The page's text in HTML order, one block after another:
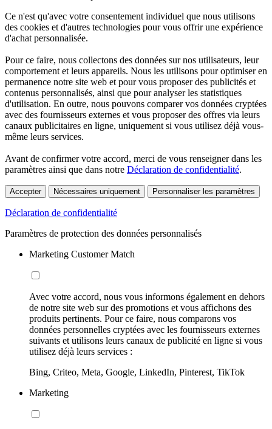
Ce n'est qu'avec votre consentement individuel que nous utilisons
des cookies et d'autres technologies pour vous offrir une expérience
d'achat personnalisée.
Pour ce faire, nous collectons des données sur nos utilisateurs, leur
comportement et leurs appareils. Nous les utilisons pour optimiser en
permanence notre site web et pour vous proposer des publicités et
contenus personnalisés, ainsi que pour analyser les statistiques
d'utilisation. En outre, nous pouvons comparer vos données cryptées
avec des fournisseurs externes et vous proposer des offres via leurs
canaux publicitaires en ligne, uniquement si vous utilisez déjà vous-
même leurs services.
Avant de confirmer votre accord, merci de vous renseigner dans les
paramètres ainsi que dans notre Déclaration de confidentialité.
Accepter Nécessaires uniquement Personnaliser les paramètres
Déclaration de confidentialité
Paramètres de protection des données personnalisés
Marketing Customer Match
Avec votre accord, nous vous informons également en dehors
de notre site web sur des promotions et vous affichons des
produits pertinents. Pour ce faire, nous comparons vos
données personnelles cryptées avec les fournisseurs externes
suivants et utilisons leurs canaux de publicité en ligne si vous
utilisez déjà leurs services :
Bing, Criteo, Meta, Google, LinkedIn, Pinterest, TikTok
Marketing